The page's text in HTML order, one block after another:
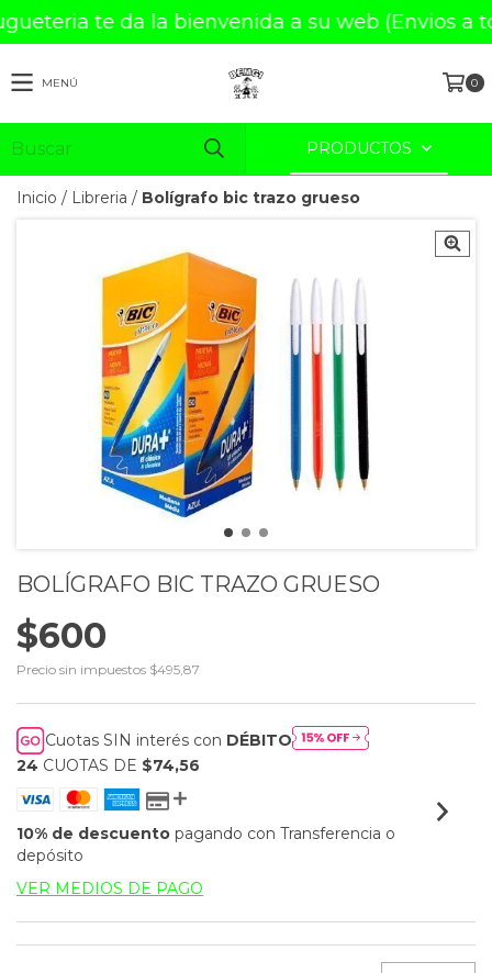
MENÚ 0
PRODUCTOS
Inicio / Libreria / Bolígrafo bic trazo grueso
BOLÍGRAFO BIC TRAZO GRUESO
$600
Precio sin impuestos $495,87
Cuotas SIN interés con DÉBITO
24 CUOTAS DE $74,56
10% de descuento pagando con Transferencia o
depósito
VER MEDIOS DE PAGO